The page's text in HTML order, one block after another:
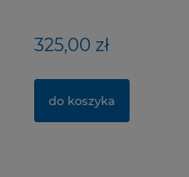
325,00 zł
do koszyka
40,00 zł
do koszyka